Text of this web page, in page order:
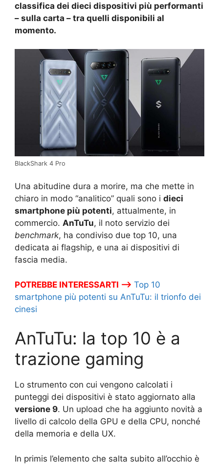
classifica dei dieci dispositivi più performanti
– sulla carta – tra quelli disponibili al
momento.
BlackShark 4 Pro
Una abitudine dura a morire, ma che mette in
chiaro in modo “analitico” quali sono i dieci
smartphone più potenti, attualmente, in
commercio. AnTuTu, il noto servizio dei
benchmark, ha condiviso due top 10, una
dedicata ai flagship, e una ai dispositivi di
fascia media.
POTREBBE INTERESSARTI –> Top 10
smartphone più potenti su AnTuTu: il trionfo dei
cinesi
AnTuTu: la top 10 è a
trazione gaming
Lo strumento con cui vengono calcolati i
punteggi dei dispositivi è stato aggiornato alla
versione 9. Un upload che ha aggiunto novità a
livello di calcolo della GPU e della CPU, nonché
della memoria e della UX.
In primis l’elemento che salta subito all’occhio è